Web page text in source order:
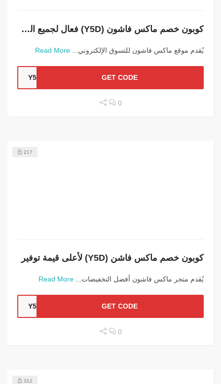
كوبون خصم ماكس فاشون (Y5D) فعال لجميع المنتجات
يُقدم موقع ماكس فاشون للتسوق الإلكتروني... Read More
GET CODE
0
217
كوبون خصم ماكس فاشن (Y5D) لأعلى قيمة توفير
يُقدم متجر ماكس فاشون أفضل التخفيضات... Read More
GET CODE
0
312